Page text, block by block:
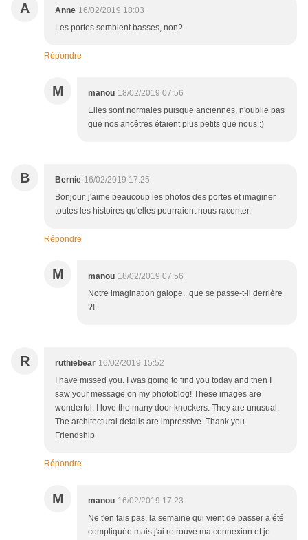
A Anne 16/02/2019 18:03
Les portes semblent basses, non?
Répondre
M manou 18/02/2019 07:56
Elles sont normales puisque anciennes, n'oublie pas
que nos ancêtres étaient plus petits que nous :)
B Bernie 16/02/2019 17:25
Bonjour, j'aime beaucoup les photos des portes et imaginer
toutes les histoires qu'elles pourraient nous raconter.
Répondre
M manou 18/02/2019 07:56
Notre imagination galope...que se passe-t-il derrière
?!
R ruthiebear 16/02/2019 15:52
I have missed you. I was going to find you today and then I
saw your message on my photoblog! These images are
wonderful. I love the many door knockers. They are unusual.
The architectural details are impressive. Thank you.
Friendship
Répondre
M manou 16/02/2019 17:23
Ne t'en fais pas, la semaine qui vient de passer a été
compliquée mais j'ai retrouvé ma connexion et je